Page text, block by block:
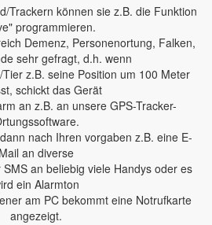
Trackern können sie z.B. die Funktion
programmieren.
Demenz, Personenortung, Falken,
sehr gefragt, d.h. wenn
z.B. seine Position um 100 Meter
schickt das Gerät
an z.B. an unsere GPS-Tracker-
nach Ihren vorgaben z.B. eine E-
Mail an diverse
an beliebig viele Handys oder es
ein Alarmton
am PC bekommt eine Notrufkarte
angezeigt.